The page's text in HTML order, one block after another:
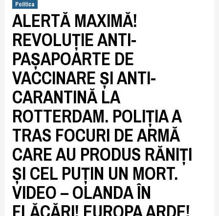
Politica
ALERTĂ MAXIMĂ!
REVOLUȚIE ANTI-
PAȘAPOARTE DE
VACCINARE ȘI ANTI-
CARANTINĂ LA
ROTTERDAM. POLIȚIA A
TRAS FOCURI DE ARMĂ
CARE AU PRODUS RĂNIȚI
ȘI CEL PUȚIN UN MORT.
VIDEO – OLANDA ÎN